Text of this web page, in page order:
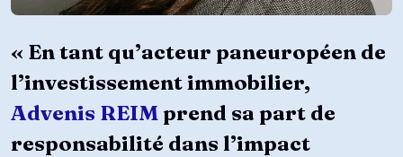
« En tant qu’acteur paneuropéen de
l’investissement immobilier,
Advenis REIM prend sa part de
responsabilité dans l’impact